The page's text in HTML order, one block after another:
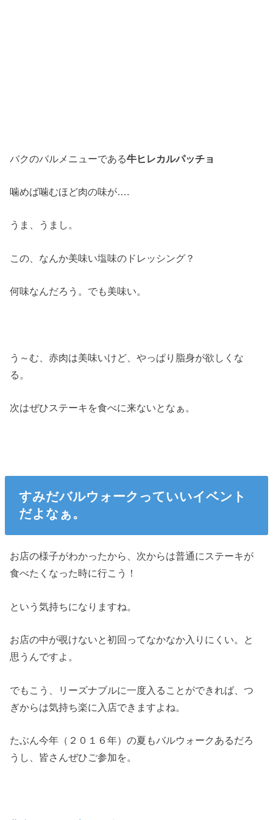
バクのバルメニューである牛ヒレカルパッチョ
噛めば噛むほど肉の味が….
うま、うまし。
この、なんか美味い塩味のドレッシング？
何味なんだろう。でも美味い。
う～む、赤肉は美味いけど、やっぱり脂身が欲しくな
る。
次はぜひステーキを食べに来ないとなぁ。
すみだバルウォークっていいイベント
だよなぁ。
お店の様子がわかったから、次からは普通にステーキが
食べたくなった時に行こう！
という気持ちになりますね。
お店の中が覗けないと初回ってなかなか入りにくい。と
思うんですよ。
でもこう、リーズナブルに一度入ることができれば、つ
ぎからは気持ち楽に入店できますよね。
たぶん今年（２０１６年）の夏もバルウォークあるだろ
うし、皆さんぜひご参加を。